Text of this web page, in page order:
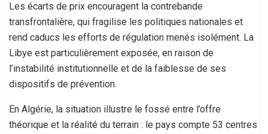
Les écarts de prix encouragent la contrebande
transfrontalière, qui fragilise les politiques nationales et
rend caducs les efforts de régulation menés isolément. La
Libye est particulièrement exposée, en raison de
l’instabilité institutionnelle et de la faiblesse de ses
dispositifs de prévention.
En Algérie, la situation illustre le fossé entre l’offre
théorique et la réalité du terrain : le pays compte 53 centres